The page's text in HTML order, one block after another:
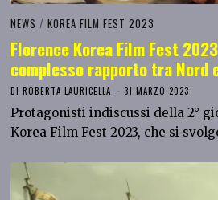
NEWS / KOREA FILM FEST 2023
Florence Korea Film Fest
complesso rapporto tra Nord
DIROBERTA LAURICELLA 31 MARZO 2023
Protagonisti indiscussi della 2°
Korea Film Fest 2023, che si